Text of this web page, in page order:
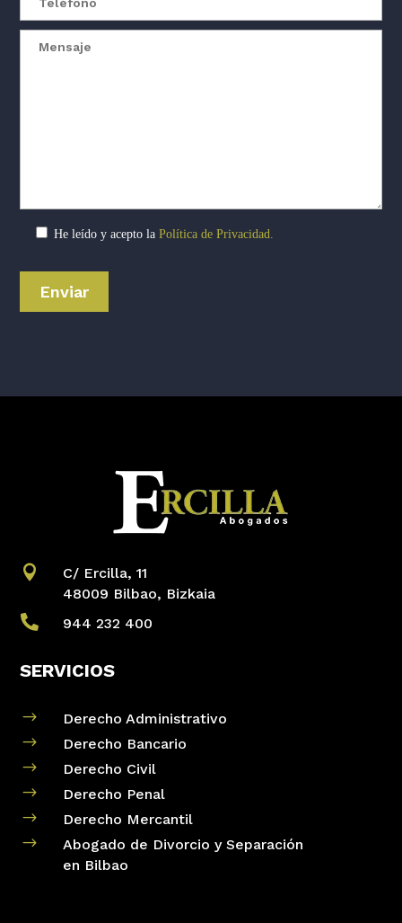
He leído y acepto laPolítica de Privacidad.

C/ Ercilla, 11
48009 Bilbao, Bizkaia
 944 232 400
SERVICIOS
$ Derecho Administrativo
$ Derecho Bancario
$ Derecho Civil
$ Derecho Penal
$ Derecho Mercantil
$
Abogado de Divorcio y Separación
en Bilbao